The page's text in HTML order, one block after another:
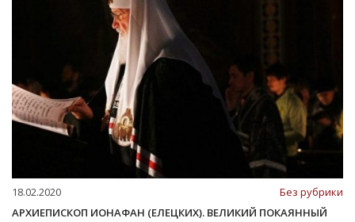
18.02.2020
Без рубрики
АРХИЕПИСКОП ИОНАФАН (ЕЛЕЦКИХ). ВЕЛИКИЙ ПОКАЯННЫЙ